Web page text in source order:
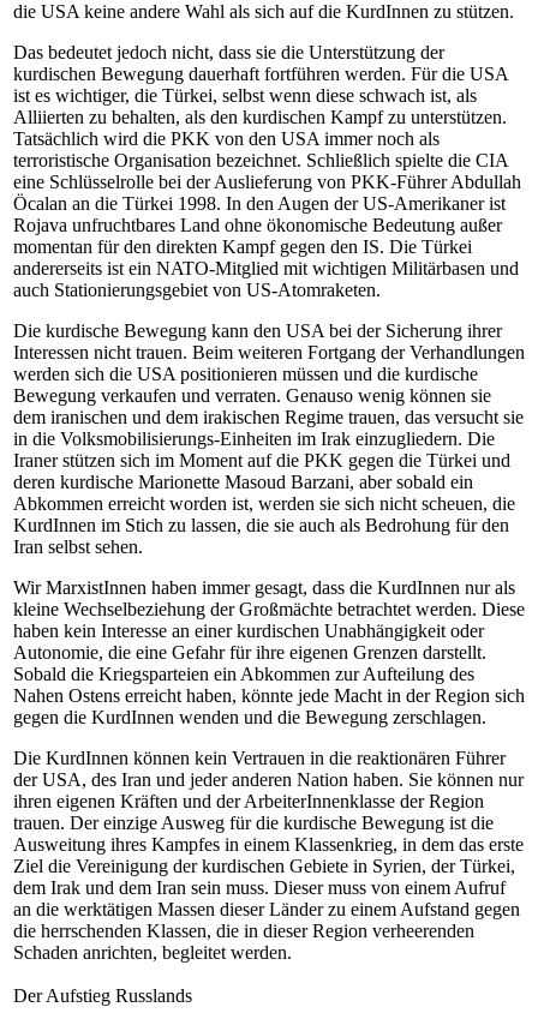
die USA keine andere Wahl als sich auf die KurdInnen zu stützen.
Das bedeutet jedoch nicht, dass sie die Unterstützung der
kurdischen Bewegung dauerhaft fortführen werden. Für die USA
ist es wichtiger, die Türkei, selbst wenn diese schwach ist, als
Alliierten zu behalten, als den kurdischen Kampf zu unterstützen.
Tatsächlich wird die PKK von den USA immer noch als
terroristische Organisation bezeichnet. Schließlich spielte die CIA
eine Schlüsselrolle bei der Auslieferung von PKK-Führer Abdullah
Öcalan an die Türkei 1998. In den Augen der US-Amerikaner ist
Rojava unfruchtbares Land ohne ökonomische Bedeutung außer
momentan für den direkten Kampf gegen den IS. Die Türkei
andererseits ist ein NATO-Mitglied mit wichtigen Militärbasen und
auch Stationierungsgebiet von US-Atomraketen.
Die kurdische Bewegung kann den USA bei der Sicherung ihrer
Interessen nicht trauen. Beim weiteren Fortgang der Verhandlungen
werden sich die USA positionieren müssen und die kurdische
Bewegung verkaufen und verraten. Genauso wenig können sie
dem iranischen und dem irakischen Regime trauen, das versucht sie
in die Volksmobilisierungs-Einheiten im Irak einzugliedern. Die
Iraner stützen sich im Moment auf die PKK gegen die Türkei und
deren kurdische Marionette Masoud Barzani, aber sobald ein
Abkommen erreicht worden ist, werden sie sich nicht scheuen, die
KurdInnen im Stich zu lassen, die sie auch als Bedrohung für den
Iran selbst sehen.
Wir MarxistInnen haben immer gesagt, dass die KurdInnen nur als
kleine Wechselbeziehung der Großmächte betrachtet werden. Diese
haben kein Interesse an einer kurdischen Unabhängigkeit oder
Autonomie, die eine Gefahr für ihre eigenen Grenzen darstellt.
Sobald die Kriegsparteien ein Abkommen zur Aufteilung des
Nahen Ostens erreicht haben, könnte jede Macht in der Region sich
gegen die KurdInnen wenden und die Bewegung zerschlagen.
Die KurdInnen können kein Vertrauen in die reaktionären Führer
der USA, des Iran und jeder anderen Nation haben. Sie können nur
ihren eigenen Kräften und der ArbeiterInnenklasse der Region
trauen. Der einzige Ausweg für die kurdische Bewegung ist die
Ausweitung ihres Kampfes in einem Klassenkrieg, in dem das erste
Ziel die Vereinigung der kurdischen Gebiete in Syrien, der Türkei,
dem Irak und dem Iran sein muss. Dieser muss von einem Aufruf
an die werktätigen Massen dieser Länder zu einem Aufstand gegen
die herrschenden Klassen, die in dieser Region verheerenden
Schaden anrichten, begleitet werden.
Der Aufstieg Russlands